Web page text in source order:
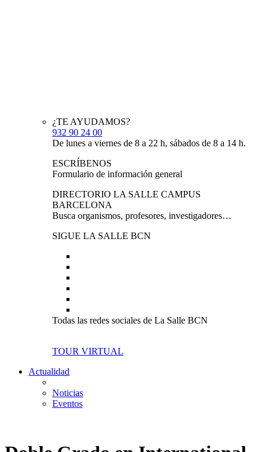
¿TE AYUDAMOS?
932 90 24 00
De lunes a viernes de 8 a 22 h, sábados de 8 a 14 h.
ESCRÍBENOS
Formulario de información general
DIRECTORIO LA SALLE CAMPUS
BARCELONA
Busca organismos, profesores, investigadores…
SIGUE LA SALLE BCN
Todas las redes sociales de La Salle BCN
TOUR VIRTUAL
Actualidad
Noticias
Eventos